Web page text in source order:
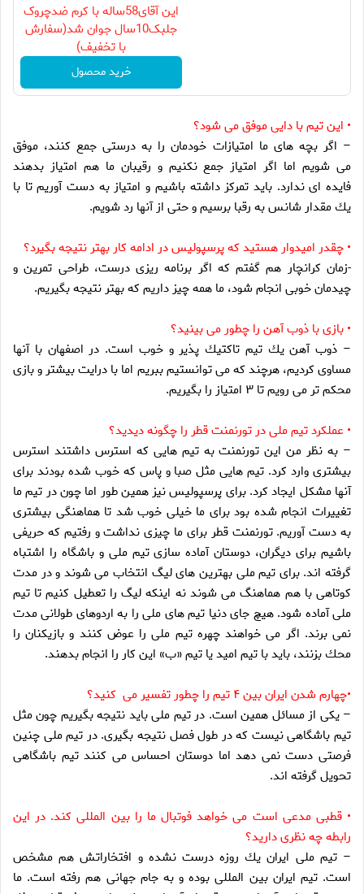
این آقای58ساله با کرم ضدچروک
جلبک10سال جوان شد(سفارش
با تخفیف)
خرید محصول
• اين تيم با دايى موفق مى شود؟
– اگر بچه هاى ما امتيازات خودمان را به درستى جمع كنند، موفق
مى شويم اما اگر امتياز جمع نكنيم و رقيبان ما هم امتياز بدهند
فايده اى ندارد. بايد تمركز داشته باشيم و امتياز به دست آوريم تا با
يك مقدار شانس به رقبا برسيم و حتى از آنها رد شويم.
• چقدر اميدوار هستيد كه پرسپوليس در ادامه كار بهتر نتيجه بگيرد؟
-زمان كرانچار هم گفتم كه اگر برنامه ريزى درست، طراحى تمرين و
چيدمان خوبى انجام شود، ما همه چيز داريم كه بهتر نتيجه بگيريم.
• بازى با ذوب آهن را چطور مى بينيد؟
– ذوب آهن يك تيم تاكتيك پذير و خوب است. در اصفهان با آنها
مساوى كرديم، هرچند كه مى توانستيم ببريم اما با درايت بيشتر و بازى
محكم تر مى رويم تا ۳ امتياز را بگيريم.
• عملكرد تيم ملى در تورنمنت قطر را چگونه ديديد؟
– به نظر من اين تورنمنت به تيم هايى كه استرس داشتند استرس
بيشترى وارد كرد. تيم هايى مثل صبا و پاس كه خوب شده بودند براى
آنها مشكل ايجاد كرد. براى پرسپوليس نيز همين طور اما چون در تيم ما
تغييرات انجام شده بود براى ما خيلى خوب شد تا هماهنگى بيشترى
به دست آوريم. تورنمنت قطر براى ما چيزى نداشت و رفتيم كه حريفى
باشيم براى ديگران، دوستان آماده سازى تيم ملى و باشگاه را اشتباه
گرفته اند. براى تيم ملى بهترين هاى ليگ انتخاب مى شوند و در مدت
كوتاهى با هم هماهنگ مى شوند نه اينكه ليگ را تعطيل كنيم تا تيم
ملى آماده شود. هيچ جاى دنيا تيم هاى ملى را به اردوهاى طولانى مدت
نمى برند. اگر مى خواهند چهره تيم ملى را عوض كنند و بازيكنان را
محك بزنند، بايد با تيم اميد يا تيم «ب» اين كار را انجام بدهند.
•چهارم شدن ايران بين ۴ تيم را چطور تفسير مى كنيد؟
– يكى از مسائل همين است. در تيم ملى بايد نتيجه بگيريم چون مثل
تيم باشگاهى نيست كه در طول فصل نتيجه بگيرى. در تيم ملى چنين
فرصتى دست نمى دهد اما دوستان احساس مى كنند تيم باشگاهى
تحويل گرفته اند.
• قطبى مدعى است مى خواهد فوتبال ما را بين المللى كند. در اين
رابطه چه نظرى داريد؟
– تيم ملى ايران يك روزه درست نشده و افتخاراتش هم مشخص
است. تيم ايران بين المللى بوده و به جام جهانى هم رفته است. ما